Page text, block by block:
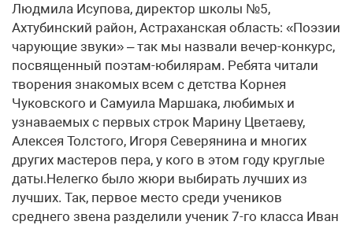
Людмила Исупова, директор школы №5,
Ахтубинский район, Астраханская область: «Поэзии
чарующие звуки» – так мы назвали вечер-конкурс,
посвященный поэтам-юбилярам. Ребята читали
творения знакомых всем с детства Корнея
Чуковского и Самуила Маршака, любимых и
узнаваемых с первых строк Марину Цветаеву,
Алексея Толстого, Игоря Северянина и многих
других мастеров пера, у кого в этом году круглые
даты.Нелегко было жюри выбирать лучших из
лучших. Так, первое место среди учеников
среднего звена разделили ученик 7-го класса Иван